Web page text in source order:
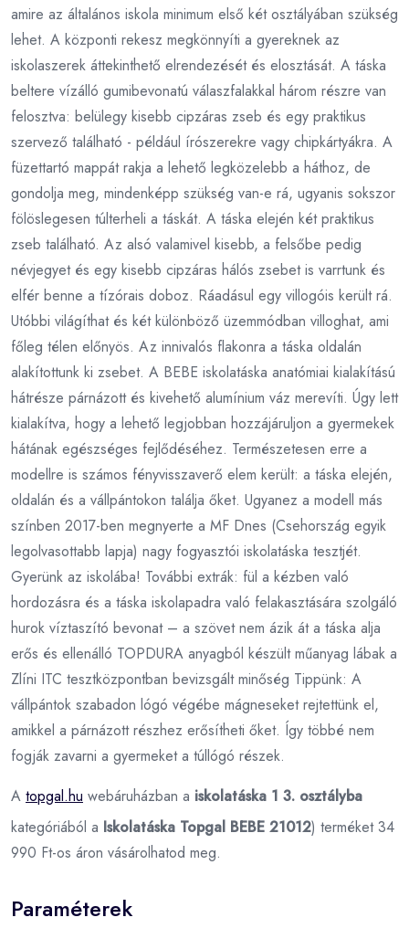
amire az általános iskola minimum első két osztályában szükség
lehet. A központi rekesz megkönnyíti a gyereknek az
iskolaszerek áttekinthető elrendezését és elosztását. A táska
beltere vízálló gumibevonatú válaszfalakkal három részre van
felosztva: belülegy kisebb cipzáras zseb és egy praktikus
szervező található - például írószerekre vagy chipkártyákra. A
füzettartó mappát rakja a lehető legközelebb a háthoz, de
gondolja meg, mindenképp szükség van-e rá, ugyanis sokszor
fölöslegesen túlterheli a táskát. A táska elején két praktikus
zseb található. Az alsó valamivel kisebb, a felsőbe pedig
névjegyet és egy kisebb cipzáras hálós zsebet is varrtunk és
elfér benne a tízórais doboz. Ráadásul egy villogóis került rá.
Utóbbi világíthat és két különböző üzemmódban villoghat, ami
főleg télen előnyös. Az innivalós flakonra a táska oldalán
alakítottunk ki zsebet. A BEBE iskolatáska anatómiai kialakítású
hátrésze párnázott és kivehető alumínium váz merevíti. Úgy lett
kialakítva, hogy a lehető legjobban hozzájáruljon a gyermekek
hátának egészséges fejlődéséhez. Természetesen erre a
modellre is számos fényvisszaverő elem került: a táska elején,
oldalán és a vállpántokon találja őket. Ugyanez a modell más
színben 2017-ben megnyerte a MF Dnes (Csehország egyik
legolvasottabb lapja) nagy fogyasztói iskolatáska tesztjét.
Gyerünk az iskolába! További extrák: fül a kézben való
hordozásra és a táska iskolapadra való felakasztására szolgáló
hurok víztaszító bevonat – a szövet nem ázik át a táska alja
erős és ellenálló TOPDURA anyagból készült műanyag lábak a
Zlíni ITC tesztközpontban bevizsgált minőség Tippünk: A
vállpántok szabadon lógó végébe mágneseket rejtettünk el,
amikkel a párnázott részhez erősítheti őket. Így többé nem
fogják zavarni a gyermeket a túllógó részek.
A topgal.hu webáruházban a iskolatáska 1 3. osztályba
kategóriából a Iskolatáska Topgal BEBE 21012) terméket 34
990 Ft-os áron vásárolhatod meg.
Paraméterek